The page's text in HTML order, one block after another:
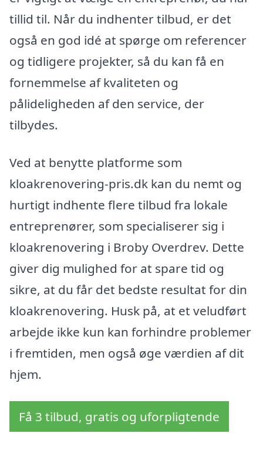
tillid til. Når du indhenter tilbud, er det
også en god idé at spørge om referencer
og tidligere projekter, så du kan få en
fornemmelse af kvaliteten og
pålideligheden af den service, der
tilbydes.
Ved at benytte platforme som
kloakrenovering-pris.dk kan du nemt og
hurtigt indhente flere tilbud fra lokale
entreprenører, som specialiserer sig i
kloakrenovering i Broby Overdrev. Dette
giver dig mulighed for at spare tid og
sikre, at du får det bedste resultat for din
kloakrenovering. Husk på, at et veludført
arbejde ikke kun kan forhindre problemer
i fremtiden, men også øge værdien af dit
hjem.
Få 3 tilbud, gratis og uforpligtende